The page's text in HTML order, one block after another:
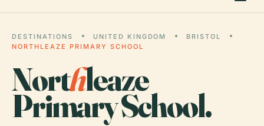
DESTINATIONS UNITED KINGDOM
BRISTOL
NORTHLEAZE PRIMARY SCHOOL
Northleaze
Primary School.